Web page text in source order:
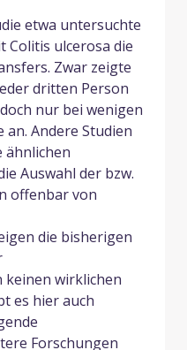
etwa untersuchte
Colitis ulcerosa die
Zwar zeigte
dritten Person
nur bei wenigen
Andere Studien
ähnlichen
Auswahl der bzw.
offenbar von
die bisherigen
wirklichen
es hier auch
Forschungen